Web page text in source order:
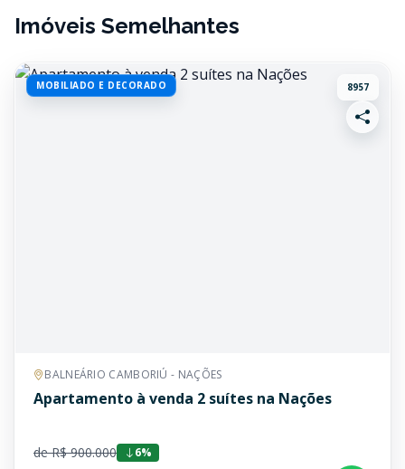
Imóveis Semelhantes
MOBILIADO E DECORADO 8957
BALNEÁRIO CAMBORIÚ - NAÇÕES
Apartamento à venda 2 suítes na Nações
de R$ 900.000 6%